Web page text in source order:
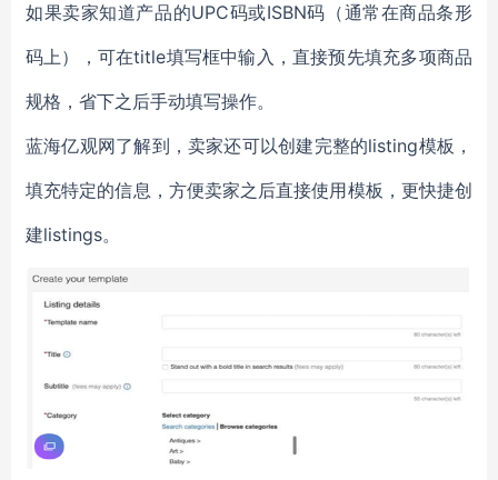
如果卖家知道产品的UPC码或ISBN码（通常在商品条形
码上），可在title填写框中输入，直接预先填充多项商品
规格，省下之后手动填写操作。
蓝海亿观网了解到，卖家还可以创建完整的listing模板，
填充特定的信息，方便卖家之后直接使用模板，更快捷创
建listings。